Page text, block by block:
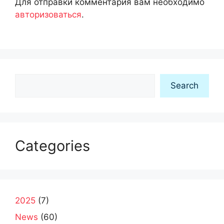
Для отправки комментария вам необходимо
авторизоваться.
Search
Categories
2025 (7)
News (60)